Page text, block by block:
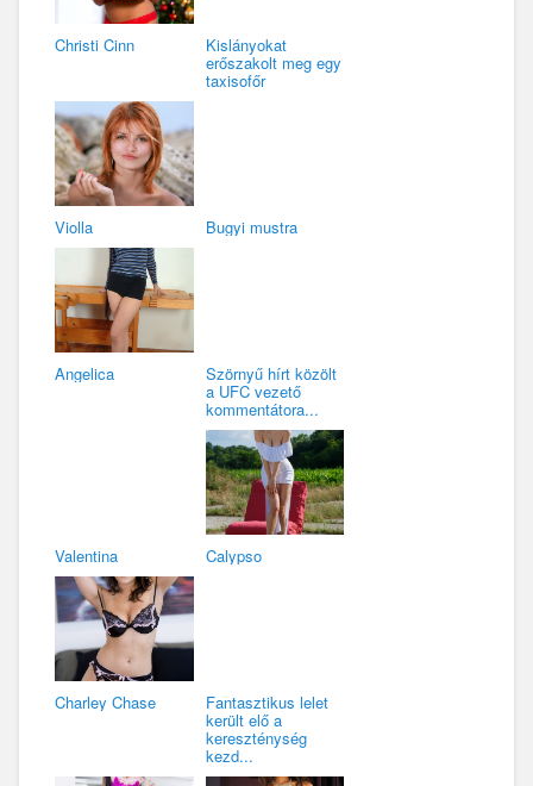
Christi Cinn Kislányokat
erőszakolt meg egy
taxisofőr
Violla Bugyi mustra
Angelica Szörnyű hírt közölt
a UFC vezető
kommentátora...
Valentina Calypso
Charley Chase Fantasztikus lelet
került elő a
kereszténység
kezd...